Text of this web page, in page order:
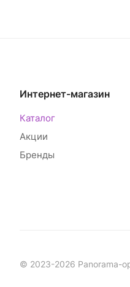
Интернет-магазин
Каталог
Акции
Бренды
© 2023-2026 Panorama-